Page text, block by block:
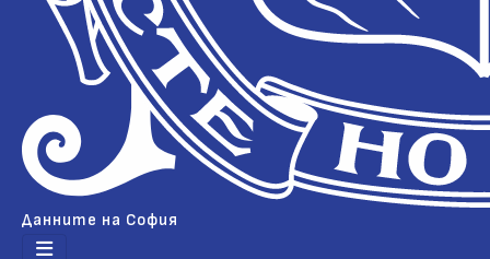
Данните на София